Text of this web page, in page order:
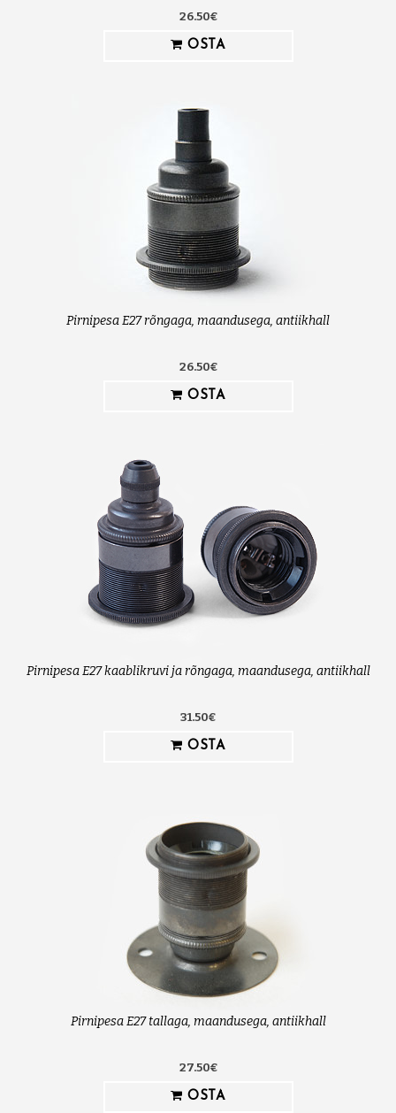
26.50€
OSTA
Pirnipesa E27 rõngaga, maandusega, antiikhall
26.50€
OSTA
Pirnipesa E27 kaablikruvi ja rõngaga, maandusega, antiikhall
31.50€
OSTA
Pirnipesa E27 tallaga, maandusega, antiikhall
27.50€
OSTA